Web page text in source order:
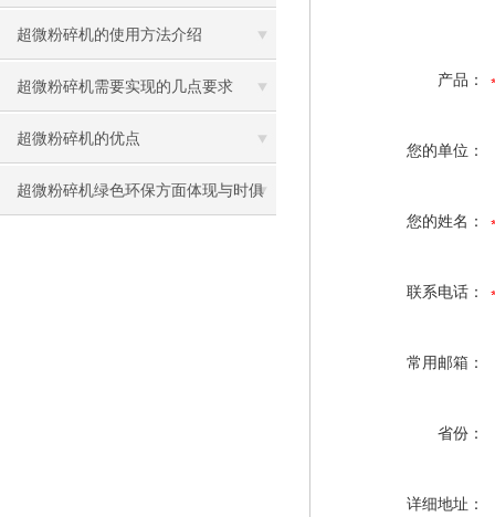
超微粉碎机的使用方法介绍
超微粉碎机需要实现的几点要求
超微粉碎机的优点
超微粉碎机绿色环保方面体现与时俱
产品：
您的单位：
您的姓名：
联系电话：
常用邮箱：
省份：
详细地址：